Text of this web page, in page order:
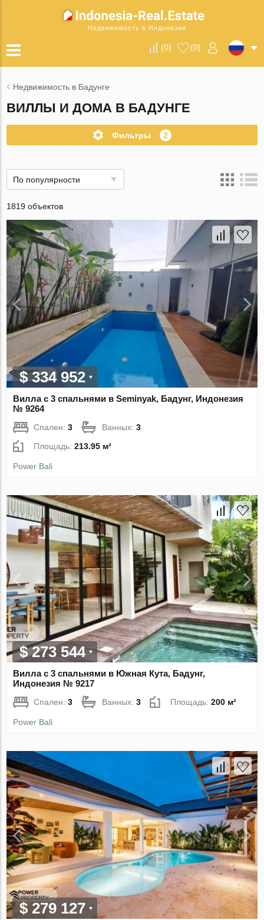
Недвижимость в Индонезии
(0) (0)
Недвижимость в Бадунге
ВИЛЛЫ И ДОМА В БАДУНГЕ
Фильтры 2
По популярности
1819 объектов
$ 334 952
Вилла с 3 спальнями в Seminyak, Бадунг, Индонезия
№ 9264
Спален:3 Ванных:3
Площадь:213.95 м²
Power Bali
$ 273 544
Вилла с 3 спальнями в Южная Кута, Бадунг,
Индонезия № 9217
Спален:3 Ванных:3 Площадь:200 м²
Power Bali
$ 279 127